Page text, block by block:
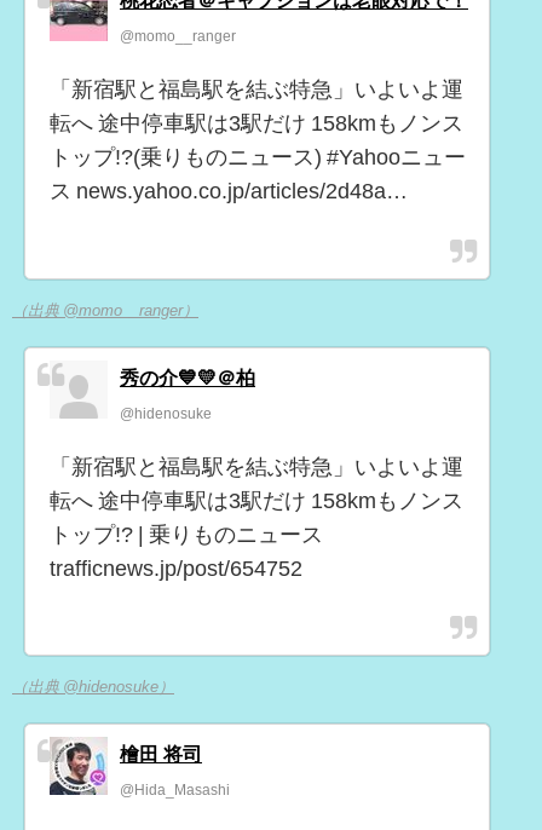
@momo__ranger
「新宿駅と福島駅を結ぶ特急」いよいよ運
転へ 途中停車駅は3駅だけ 158kmもノンス
トップ!?(乗りものニュース) #Yahooニュー
ス news.yahoo.co.jp/articles/2d48a…
（出典 @momo__ranger）
秀の介💙💛＠柏
@hidenosuke
「新宿駅と福島駅を結ぶ特急」いよいよ運
転へ 途中停車駅は3駅だけ 158kmもノンス
トップ!? | 乗りものニュース
trafficnews.jp/post/654752
（出典 @hidenosuke）
檜田 将司
@Hida_Masashi